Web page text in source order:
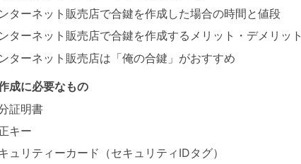
ターネット販売店で合鍵を作成した場合の時間と値段
ターネット販売店で合鍵を作成するメリット・デメリット
ターネット販売店は「俺の合鍵」がおすすめ
成に必要なもの
証明書
キー
ュリティーカード（セキュリティIDタグ）